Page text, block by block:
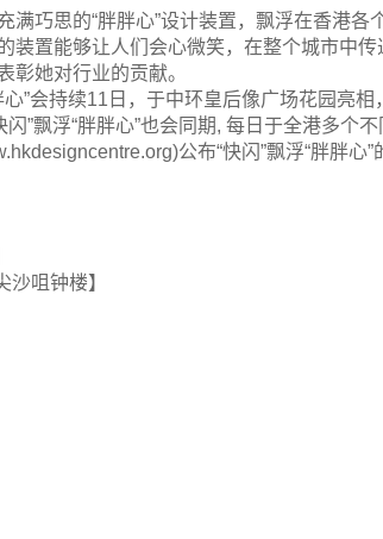
满巧思的“胖胖心”设计装置，飘浮在香港
装置能够让人们会心微笑，在整个城市中
彰她对行业的贡献。
”会持续11日，于中环皇后像广场花园亮
”飘浮“胖胖心”也会同期, 每日于全港多个
公布“快闪”飘浮“胖胖心”
沙咀钟楼】